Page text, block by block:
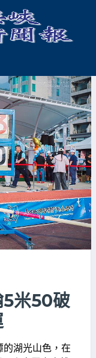
5米50破
的湖光山色，在